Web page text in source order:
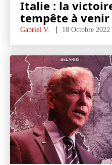
Italie : la
tempête à venir
Gabriel V. 18 Octobre 2022